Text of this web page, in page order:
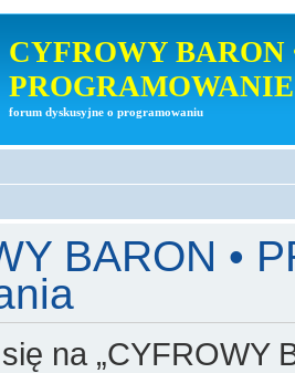
CYFROWY BARON
PROGRAMOWANIE
forum dyskusyjne o programowaniu
BARON •
na „CYFROWY